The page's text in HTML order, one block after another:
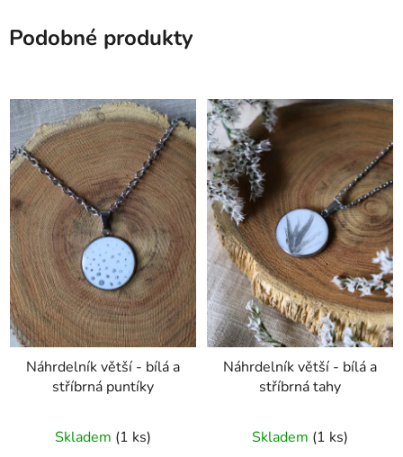
Podobné produkty
Náhrdelník větší - bílá a
stříbrná puntíky
hodnocení
Skladem (1 ks)
Náhrdelník větší - bílá a
stříbrná tahy
Skladem (1 ks)